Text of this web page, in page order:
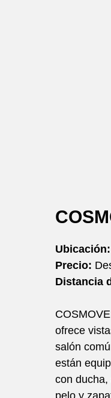
Ubicación:
Precio:
Distancia
ofrece
salón
están
con
pelo y